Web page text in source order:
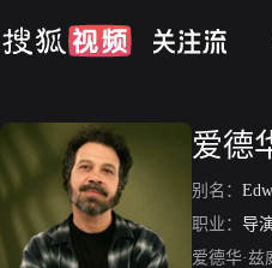
爱德
别名：
职业： 导
爱德华·